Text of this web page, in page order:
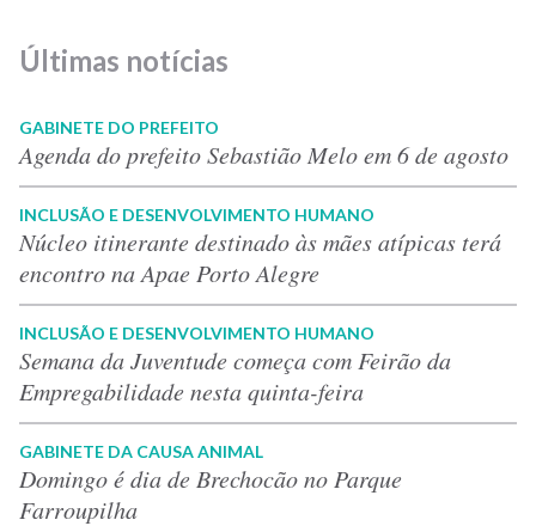
Últimas notícias
GABINETE DO PREFEITO
Agenda do prefeito Sebastião Melo em 6 de agosto
INCLUSÃO E DESENVOLVIMENTO HUMANO
Núcleo itinerante destinado às mães atípicas terá
encontro na Apae Porto Alegre
INCLUSÃO E DESENVOLVIMENTO HUMANO
Semana da Juventude começa com Feirão da
Empregabilidade nesta quinta-feira
GABINETE DA CAUSA ANIMAL
Domingo é dia de Brechocão no Parque
Farroupilha